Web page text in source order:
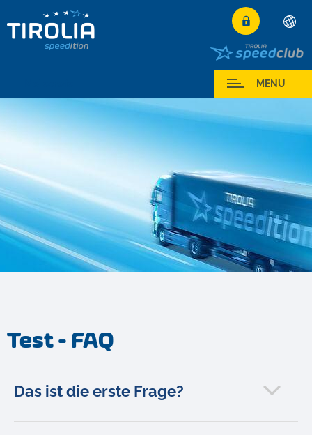
Deutsch
Română
MENU
Test - FAQ
Das ist die erste Frage?